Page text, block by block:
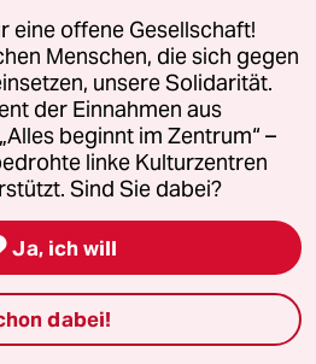
eine offene Gesellschaft!
Menschen, die sich gegen
unsere Solidarität.
der Einnahmen aus
beginnt im Zentrum“ –
linke Kulturzentren
Sind Sie dabei?
Ja, ich will
dabei!